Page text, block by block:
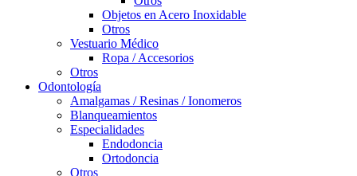
Objetos en Acero Inoxidable
Otros
Vestuario Médico
Ropa / Accesorios
Otros
Odontología
Amalgamas / Resinas / Ionomeros
Blanqueamientos
Especialidades
Endodoncia
Ortodoncia
Otros